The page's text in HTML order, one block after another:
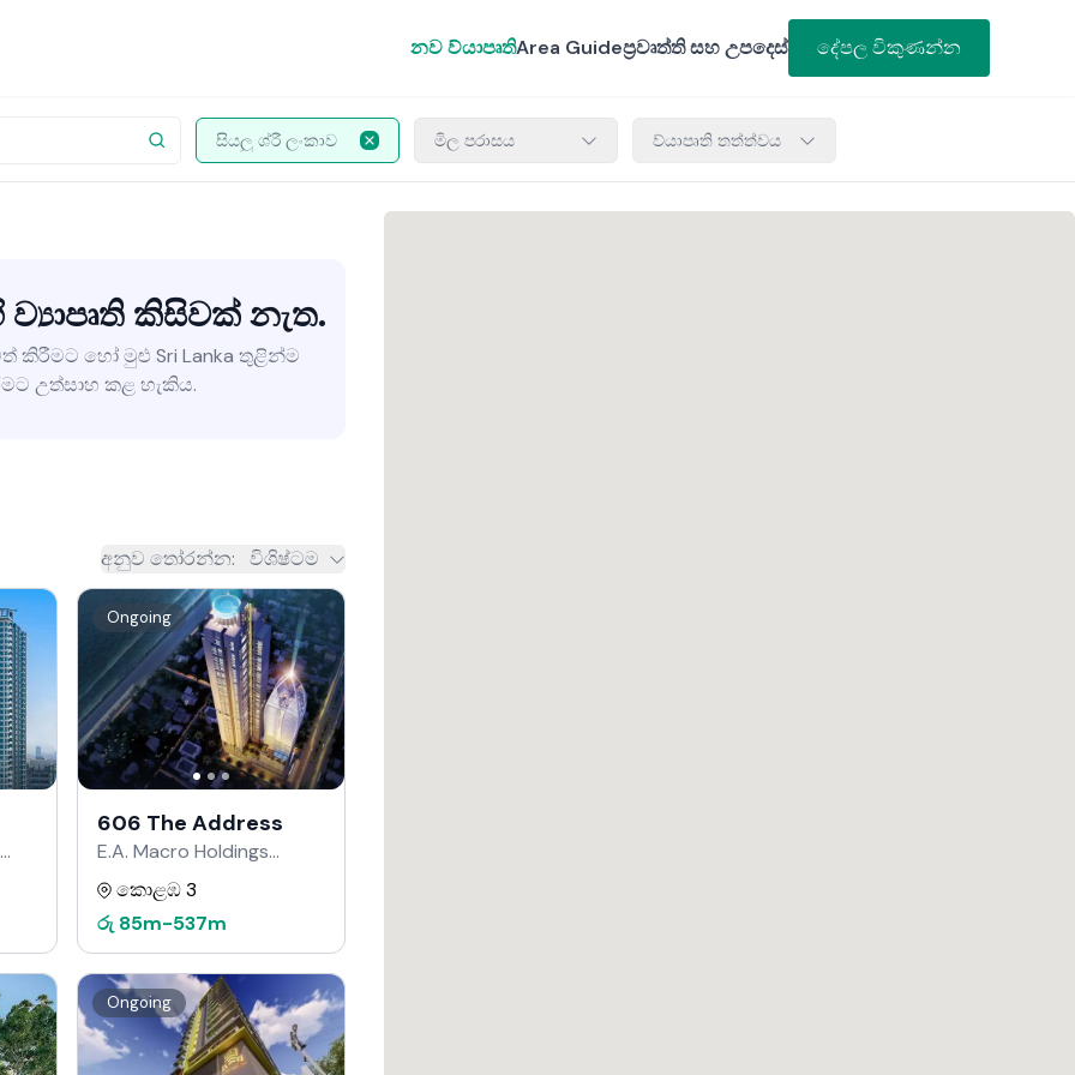
නව ව්යාපෘතිArea Guideප්‍රවෘත්ති සහ උපදෙස් දේපල විකුණන්න
සියලු ශ්රී ලංකාව මිල පරාසය ව්යාපෘති තත්ත්වය
ව්‍යාපෘති කිසිවක් නැත.
කිරීමට හෝ මුළු Sri Lanka තුළින්ම
උත්සාහ කළ හැකිය.
අනුව තෝරන්න: විශිෂ්ටම
Ongoing
606 The Address
E.A. Macro Holdings
වෙතින්
කොළඹ 3
රු 85m-537m
Ongoing